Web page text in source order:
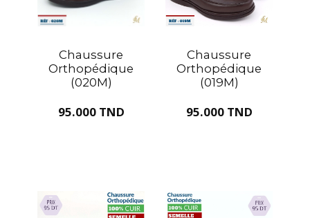
Chaussure
Orthopédique
(020M)
95.000 TND
Chaussure
Orthopédique
(019M)
95.000 TND